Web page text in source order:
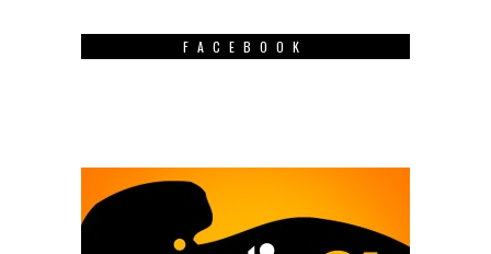
FACEBOOK